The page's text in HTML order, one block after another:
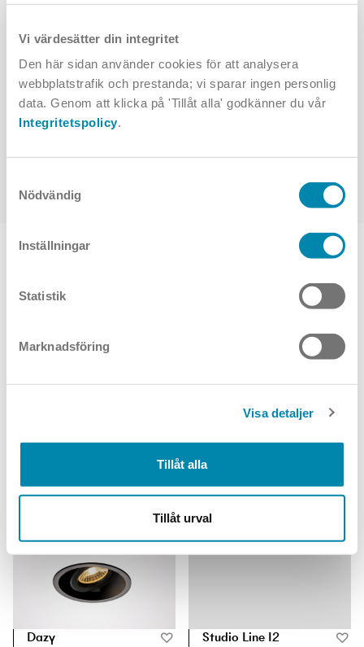
Vi värdesätter din integritet
Den här sidan använder cookies för att analysera
webbplatstrafik och prestanda; vi sparar ingen personlig
data. Genom att klicka på 'Tillåt alla' godkänner du vår
Integritetspolicy.
Nödvändig
Inställningar
Statistik
Marknadsföring
Visa detaljer
Tillåt alla
Tillåt urval
Gör klart din armatur
Det finns många valmöjligheter och lösningar för denna
produkt. Med några enkla klick hittar du mer information - som
kanske ljusfiler eller montageanvisningar - och väljer rätt
produkt för ditt projekt.
Vit ring Svart ring
TOPPVAL
Shot Light Sonnos
Dazy Studio Line I2